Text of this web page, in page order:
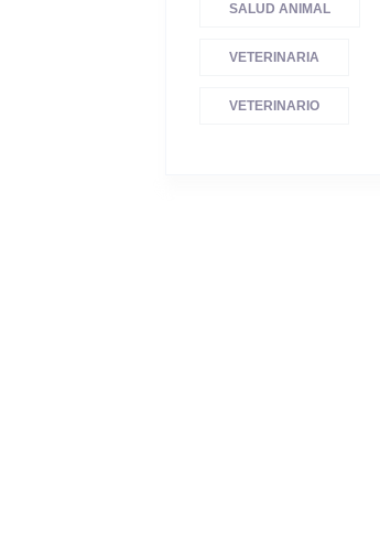
SALUD ANIMAL
VETERINARIA
VETERINARIO